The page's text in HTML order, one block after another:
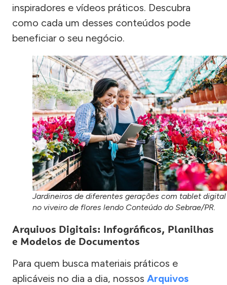
inspiradores e vídeos práticos. Descubra
como cada um desses conteúdos pode
beneficiar o seu negócio.
Jardineiros de diferentes gerações com tablet digital
no viveiro de flores lendo Conteúdo do Sebrae/PR.
Arquivos Digitais: Infográficos, Planilhas
e Modelos de Documentos
Para quem busca materiais práticos e
aplicáveis no dia a dia, nossos Arquivos